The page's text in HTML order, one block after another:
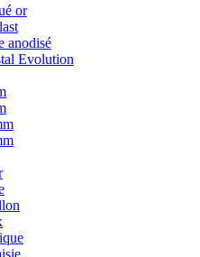
or
anodisé
Evolution